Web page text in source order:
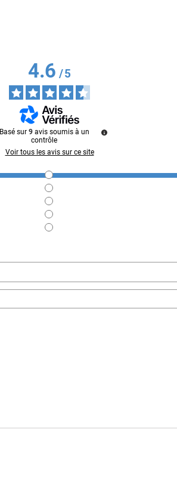
4.6/5
Basé sur 9 avis soumis à un
contrôle
Voir tous les avis sur ce site